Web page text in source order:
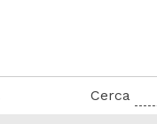
Cerca